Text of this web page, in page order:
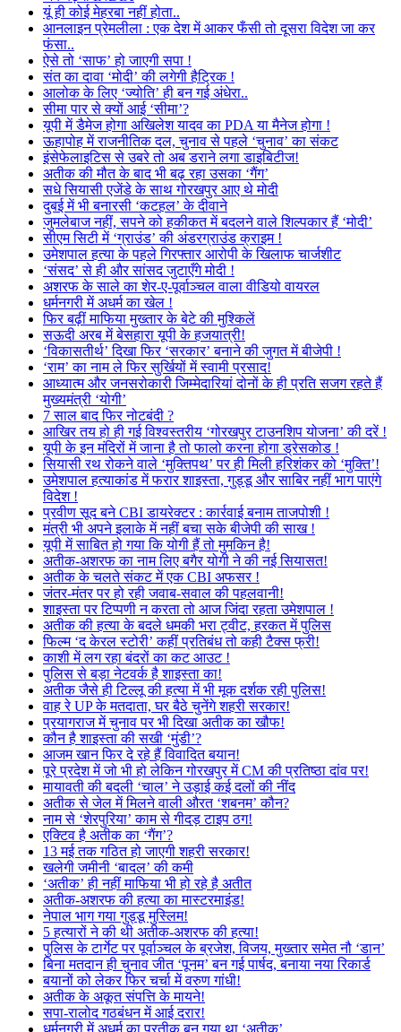
यूं ही कोई मेहरबा नहीं होता..
आनलाइन प्रेमलीला : एक देश में आकर फँसी तो दूसरा विदेश जा कर
फंसा..
ऐसे तो ‘साफ’ हो जाएगी सपा !
संत का दावा ‘मोदी’ की लगेगी हैट्रिक !
आलोक के लिए ‘ज्योति’ ही बन गई अंधेरा..
सीमा पार से क्यों आई ‘सीमा’?
यूपी में डैमेज होगा अखिलेश यादव का PDA या मैनेज होगा !
ऊहापोह में राजनीतिक दल, चुनाव से पहले ‘चुनाव’ का संकट
इंसेफेलाइटिस से उबरे तो अब डराने लगा डाइबिटीज!
अतीक की मौत के बाद भी बढ़ रहा उसका ‘गैंग’
सधे सियासी एजेंडे के साथ गोरखपुर आए थे मोदी
दुबई में भी बनारसी ‘कटहल’ के दीवाने
जुमलेबाज नहीं, सपने को हकीकत में बदलने वाले शिल्पकार हैं ‘मोदी’
सीएम सिटी में ‘ग्राउंड’ की अंडरग्राउंड क्राइम !
उमेशपाल हत्या के पहले गिरफ्तार आरोपी के खिलाफ चार्जशीट
‘संसद’ से ही और सांसद जुटाएँगे मोदी !
अशरफ के साले का शेर-ए-पूर्वाञ्चल वाला वीडियो वायरल
धर्मनगरी में अधर्म का खेल !
फिर बढ़ीं माफिया मुख्तार के बेटे की मुश्किलें
सऊदी अरब में बेसहारा यूपी के हजयात्री!
‘विकासतीर्थ’ दिखा फिर ‘सरकार’ बनाने की जुगत में बीजेपी !
‘राम’ का नाम ले फिर सुर्खियों में स्वामी प्रसाद!
आध्यात्म और जनसरोकारी जिम्मेदारियां दोनों के ही प्रति सजग रहते हैं
मुख्यमंत्री ‘योगी’
7 साल बाद फिर नोटबंदी ?
आखिर तय हो ही गई विश्वस्तरीय ‘गोरखपुर टाउनशिप योजना’ की दरें !
यूपी के इन मंदिरों में जाना है तो फालो करना होगा ड्रेसकोड !
सियासी रथ रोकने वाले ‘मुक्तिपथ’ पर ही मिली हरिशंकर को ‘मुक्ति’!
उमेशपाल हत्याकांड में फरार शाइस्ता, गुड्डू और साबिर नहीं भाग पाएंगे
विदेश !
प्रवीण सूद बने CBI डायरेक्टर : कार्रवाई बनाम ताजपोशी !
मंत्री भी अपने इलाके में नहीं बचा सके बीजेपी की साख !
यूपी में साबित हो गया कि योगी हैं तो मुमकिन है!
अतीक-अशरफ का नाम लिए बगैर योगी ने की नई सियासत!
अतीक के चलते संकट में एक CBI अफसर !
जंतर-मंतर पर हो रही जवाब-सवाल की पहलवानी!
शाइस्ता पर टिप्पणी न करता तो आज जिंदा रहता उमेशपाल !
अतीक की हत्या के बदले धमकी भरा ट्वीट, हरकत में पुलिस
फिल्म ‘द केरल स्टोरी’ कहीं प्रतिबंध तो कही टैक्स फ्री!
काशी में लग रहा बंदरों का कट आउट !
पुलिस से बड़ा नेटवर्क है शाइस्ता का!
अतीक जैसे ही टिल्लू की हत्या में भी मूक दर्शक रही पुलिस!
वाह रे UP के मतदाता, घर बैठे चुनेंगे शहरी सरकार!
प्रयागराज में चुनाव पर भी दिखा अतीक का खौफ!
कौन है शाइस्ता की सखी ‘मुंडी’?
आजम खान फिर दे रहे हैं विवादित बयान!
पूरे प्रदेश में जो भी हो लेकिन गोरखपुर में CM की प्रतिष्ठा दांव पर!
मायावती की बदली ‘चाल’ ने उड़ाई कई दलों की नींद
अतीक से जेल में मिलने वाली औरत ‘शबनम’ कौन?
नाम से ‘शेरपुरिया’ काम से गीदड़ टाइप ठग!
एक्टिव है अतीक का ‘गैंग’?
13 मई तक गठित हो जाएगी शहरी सरकार!
खलेगी जमीनी ‘बादल’ की कमी
‘अतीक’ ही नहीं माफिया भी हो रहे है अतीत
अतीक-अशरफ की हत्या का मास्टरमाइंड!
नेपाल भाग गया गुड्डू मुस्लिम!
5 हत्यारों ने की थी अतीक-अशरफ की हत्या!
पुलिस के टार्गेट पर पूर्वाञ्चल के ब्रजेश, विजय, मुख्तार समेत नौ ‘डान’
बिना मतदान ही चुनाव जीत ‘पूनम’ बन गई पार्षद, बनाया नया रिकार्ड
बयानों को लेकर फिर चर्चा में वरुण गांधी!
अतीक के अकूत संपत्ति के मायने!
सपा-रालोद गठबंधन में आई दरार!
धर्मनगरी में अधर्म का प्रतीक बन गया था ‘अतीक’